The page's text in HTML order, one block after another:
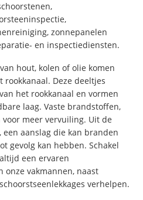
zonnepanelen
en inspectiediensten.
hout, kolen of olie komen
Deze deeltjes
het rookkanaal en vormen
laag. Vaste brandstoffen,
meer vervuiling. Uit de
een aanslag die kan branden
gevolg kan hebben. Schakel
een ervaren
onze vakmannen, naast
verhelpen.